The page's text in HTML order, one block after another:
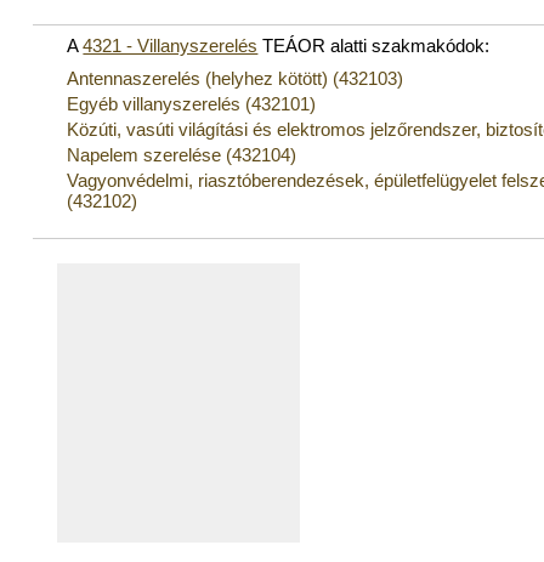
A4321 - Villanyszerelés TEÁOR alatti szakmakódok:
Antennaszerelés (helyhez kötött) (432103)
Egyéb villanyszerelés (432101)
Közúti, vasúti világítási és elektromos jelzőrendszer,
Napelem szerelése (432104)
Vagyonvédelmi, riasztóberendezések, épületfelügyelet
(432102)